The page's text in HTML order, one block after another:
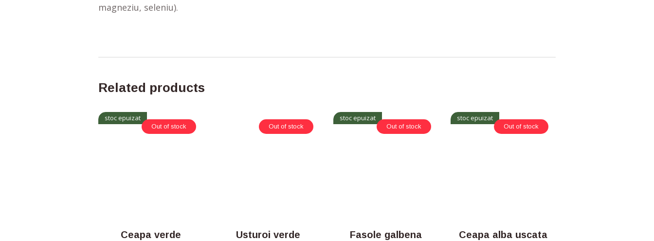
magneziu, seleniu).
Related products
stoc epuizat
Out of stock
Ceapa verde
Out of stock
Usturoi verde
stoc epuizat
Out of stock
Fasole galbena
stoc epuizat
Out of stock
Ceapa alba uscata